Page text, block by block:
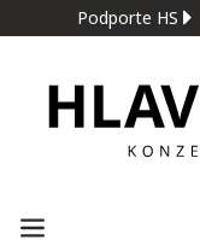
Podporte HS